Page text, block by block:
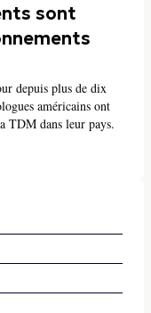
sont
depuis plus de dix
américains ont
TDM dans leur pays.